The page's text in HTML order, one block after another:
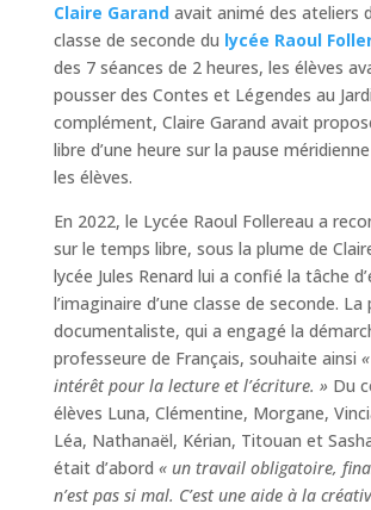
Claire Garandavait animé des ateliers
classe de seconde du lycée Raoul
des 7 séances de 2 heures, les élèves
pousser des Contes et Légendes au
complément, Claire Garand avait
libre d’une heure sur la pause
les élèves.
En 2022, le Lycée Raoul Follereau a
sur le temps libre, sous la plume de
lycée Jules Renard lui a confié la tâche
l’imaginaire d’une classe de seconde.
documentaliste, qui a engagé la
professeure de Français, souhaite ainsi
intérêt pour la lecture et l’écriture. » Du
élèves Luna, Clémentine, Morgane,
Léa, Nathanaël, Kérian, Titouan et
était d’abord « un travail obligatoire,
n’est pas si mal. C’est une aide à la